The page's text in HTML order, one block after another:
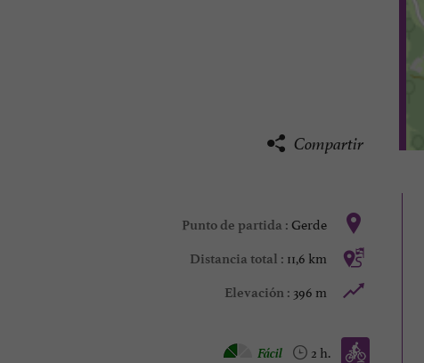
Compartir
Punto de partida : Gerde
Distancia total : 11,6 km
Elevación : 396 m
Bicicleta de montaña :
2 h.
Fácil